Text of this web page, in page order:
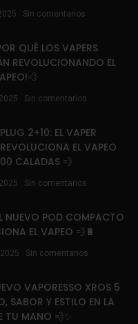
Sin comentarios
QUÉ LOS VAPERS
REVOLUCIONANDO EL
Sin comentarios
2+10: EL VAPER
EL VAPEO
CALADAS 💨
Sin comentarios
NUEVO POD COMPACTO
EL VAPEO 💨🔋
Sin comentarios
VAPORESSO XROS 5
SABOR Y ESTILO EN LA
TU MANO 💨✨